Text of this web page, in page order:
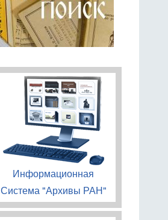
Информационная
Система "Архивы РАН"